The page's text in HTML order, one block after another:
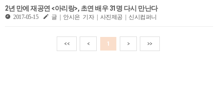
2년 만에 재공연 <아리랑>, 초연 배우 31명 다시 만난다
2017-05-15 글 | 안시은 기자 | 사진제공 | 신시컴퍼니
<< < 1 > >>